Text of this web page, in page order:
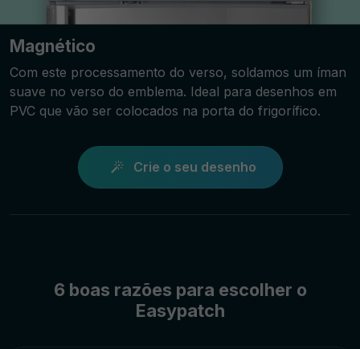
Magnético
Com este processamento do verso, soldamos um íman
suave no verso do emblema. Ideal para desenhos em
PVC que vão ser colocados na porta do frigorífico.
Crie o seu desenho
6 boas razões para escolher o
Easypatch